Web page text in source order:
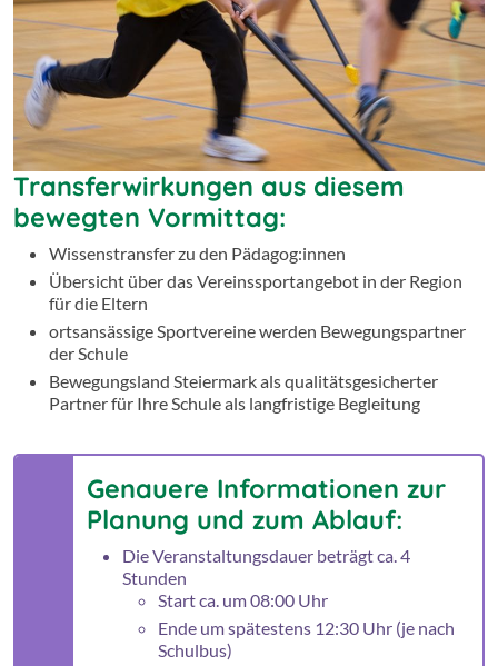
Volleyball (Spiel und Geschicklichkeitsübungen)
uvm.
Die Anzahl der Bewegungsstationen richtet sich nach
der Anzahl der Klassen Ihrer Volksschule (6 Stationen
Minimum).
Transferwirkungen aus diesem
bewegten Vormittag:
Wissenstransfer zu den Pädagog:innen
Übersicht über das Vereinssportangebot in der Region
für die Eltern
ortsansässige Sportvereine werden Bewegungspartner
der Schule
Bewegungsland Steiermark als qualitätsgesicherter
Partner für Ihre Schule als langfristige Begleitung
Genauere Informationen zur
Planung und zum Ablauf:
Die Veranstaltungsdauer beträgt ca. 4
Stunden
Start ca. um 08:00 Uhr
Ende um spätestens 12:30 Uhr (je nach
Schulbus)